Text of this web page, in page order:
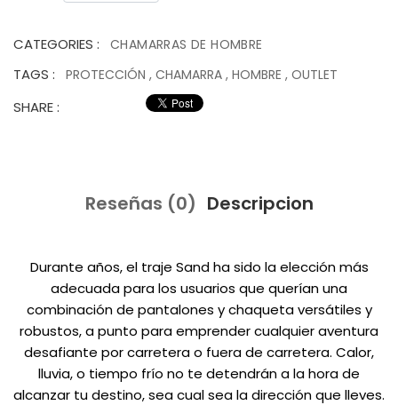
CATEGORIES : CHAMARRAS DE HOMBRE
TAGS : PROTECCIÓN , CHAMARRA , HOMBRE , OUTLET
SHARE :
Reseñas (0) Descripcion
Durante años, el traje Sand ha sido la elección más
adecuada para los usuarios que querían una
combinación de pantalones y chaqueta versátiles y
robustos, a punto para emprender cualquier aventura
desafiante por carretera o fuera de carretera. Calor,
lluvia, o tiempo frío no te detendrán a la hora de
alcanzar tu destino, sea cual sea la dirección que lleves.